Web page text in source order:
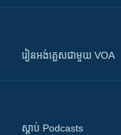
រៀន​​​​​​អង់គ្លេស​​ជាមួយ VOA
ស្តាប់ Podcasts